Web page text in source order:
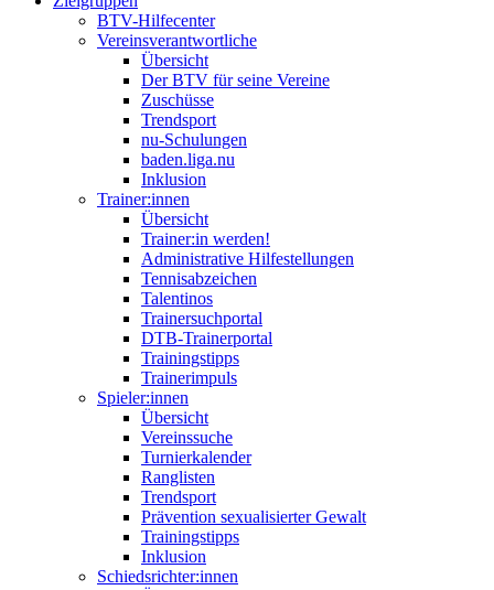
BTV-Hilfecenter
Vereinsverantwortliche
Übersicht
Der BTV für seine Vereine
Zuschüsse
Trendsport
nu-Schulungen
baden.liga.nu
Inklusion
Trainer:innen
Übersicht
Trainer:in werden!
Administrative Hilfestellungen
Tennisabzeichen
Talentinos
Trainersuchportal
DTB-Trainerportal
Trainingstipps
Trainerimpuls
Spieler:innen
Übersicht
Vereinssuche
Turnierkalender
Ranglisten
Trendsport
Prävention sexualisierter Gewalt
Trainingstipps
Inklusion
Schiedsrichter:innen